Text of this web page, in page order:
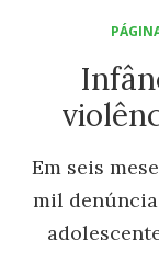
Em seis
mil